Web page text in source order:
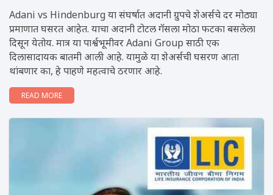
Adani vs Hindenburg या संघर्षात अदानी ग्रुपचे शेअर्सचे दर मोठ्या
प्रमाणात घसरत आहेत. याचा अदानी टोटल गॅसला मोठा फटका बसलेला
दिसून येतोय. मात्र या पार्श्वभूमीवर Adani Group साठी एक
दिलासादायक बातमी आली आहे. यामुळे या शेअर्सची घसरण आता
थांबणार का, हे पाहणे महत्वाचे ठरणार आहे.
READ MORE